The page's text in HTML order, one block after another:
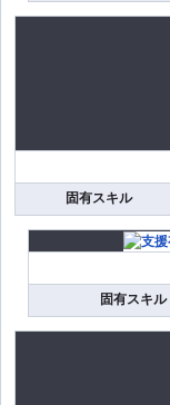
固有スキル
固有スキル